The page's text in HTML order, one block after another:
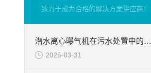
致力于成为合格的解决方案供应商！
潜水离心曝气机在污水处置中的使用
2025-03-31